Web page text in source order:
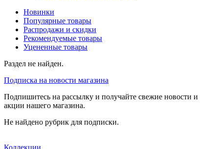
Новинки
Популярные товары
Распродажи и скидки
Рекомендуемые товары
Уцененные товары
Раздел не найден.
Подписка на новости магазина
Подпишитесь на рассылку и получайте свежие новости и
акции нашего магазина.
Не найдено рубрик для подписки.
Коллекции